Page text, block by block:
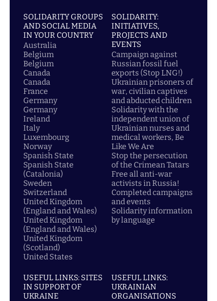
SOLIDARITY GROUPS
AND SOCIAL MEDIA
IN YOUR COUNTRY
Australia
Belgium
Belgium
Canada
Canada
France
Germany
Germany
Ireland
Italy
Luxembourg
Norway
Spanish State
Spanish State
(Catalonia)
Sweden
Switzerland
United Kingdom
(England and Wales)
United Kingdom
(England and Wales)
United Kingdom
(Scotland)
United States
SOLIDARITY:
INITIATIVES,
PROJECTS AND
EVENTS
Campaign against
Russian fossil fuel
exports (Stop LNG!)
Ukrainian prisoners of
war, civilian captives
and abducted children
Solidarity with the
independent union of
Ukrainian nurses and
medical workers, Be
Like We Are
Stop the persecution
of the Crimean Tatars
Free all anti-war
activists in Russia!
Completed campaigns
and events
Solidarity information
by language
USEFUL LINKS: SITES
IN SUPPORT OF
UKRAINE
USEFUL LINKS:
UKRAINIAN
ORGANISATIONS